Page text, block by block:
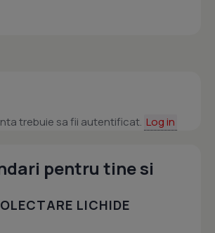
trebuie sa fii autentificat. Log in
pentru tine si
LICHIDE